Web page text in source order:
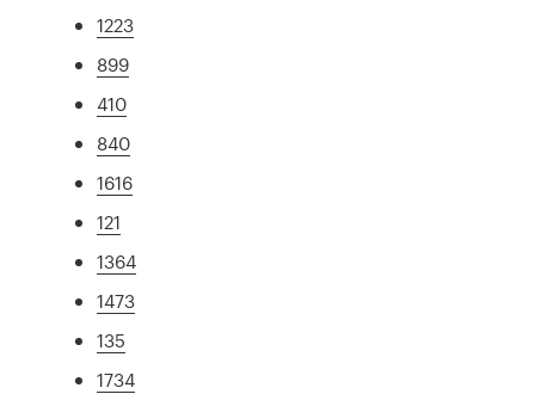
1223
899
410
840
1616
121
1364
1473
135
1734